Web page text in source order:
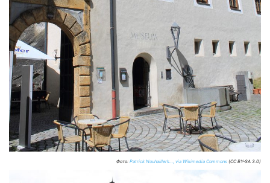
Фото: Patrick Nouhailler’s…, via Wikimedia Commons (CC BY-SA 3.0)